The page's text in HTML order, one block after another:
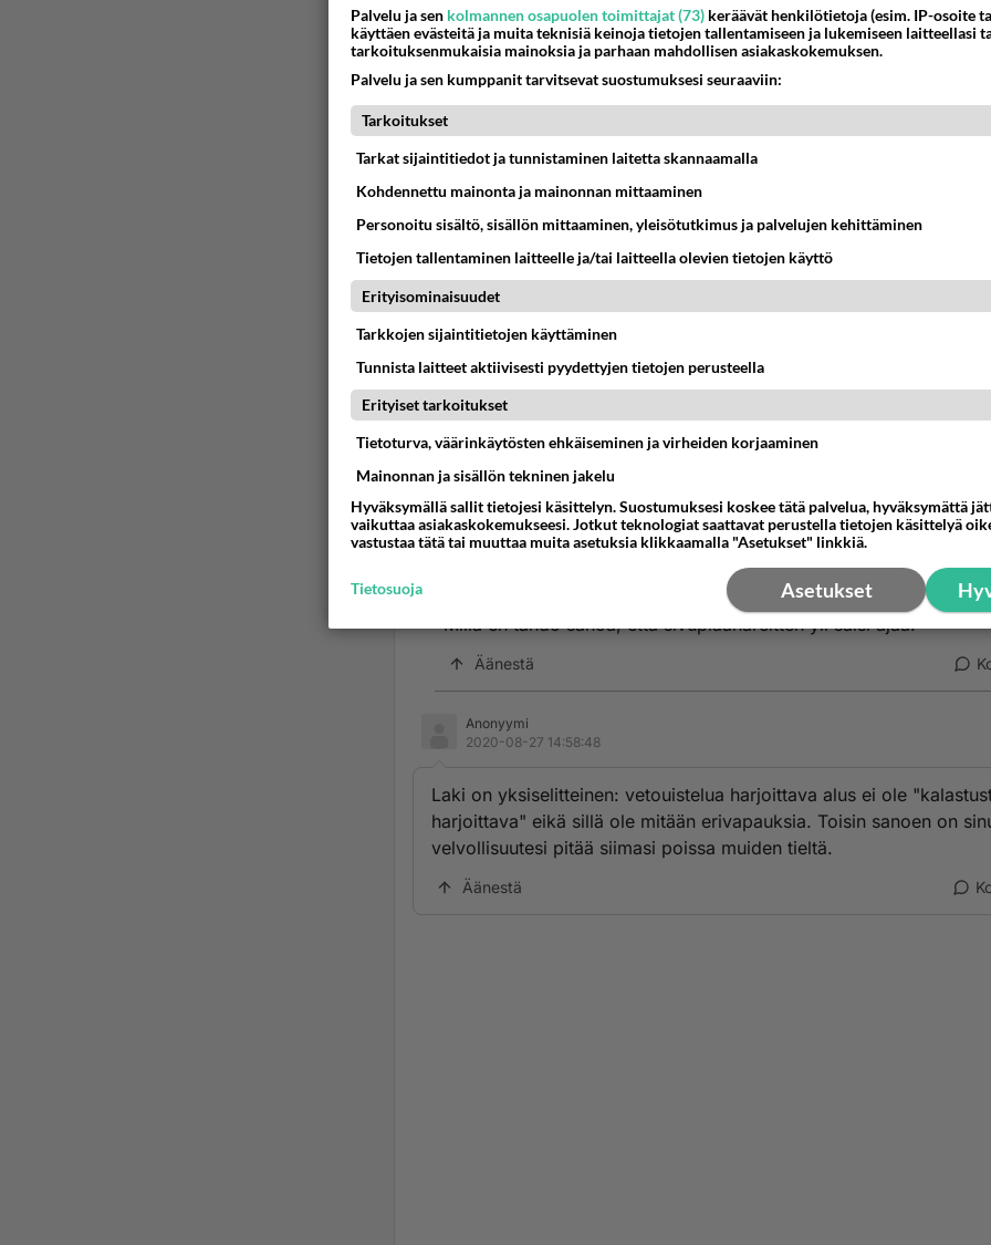
Ja ammattimainen kalastaja maksaa luonnollisesti myynnistään
verot!
Mutta huono provohan tämä oli!
Äänestä
Anonyymi
Eikä kriteeri mene - tietenkään - ammattimaisuudessa, vaan siinä
harjoittako alus meriteiden sääntöjen mielessä kalastusta, joka
aluksen ohjailukykyä.
”The term “vessel engaged in fishing” means any vessel fishing
lines, trawls or other fishing apparatus which restrict
does not include a vessel fishing with trolling lines or other fishing
apparatus which do not restrict manoeuvrability.”
Äänestä
Millä en tahdo sanoa, että sivuplaanareitten yli saisi ajaa.
Äänestä
Anonyymi
2020-08-27 14:58:48
Laki on yksiselitteinen: vetouistelua harjoittava alus ei ole
harjoittava" eikä sillä ole mitään erivapauksia. Toisin sanoen on
velvollisuutesi pitää siimasi poissa muiden tieltä.
Äänestä
Palvelu ja sen kolmannen osapuolen toimittajat (73) keräävät henkilötietoja (esim. IP-osoite
käyttäen evästeitä ja muita teknisiä keinoja tietojen tallentamiseen ja lukemiseen laitteellasi
tarkoituksenmukaisia mainoksia ja parhaan mahdollisen asiakaskokemuksen.
Palvelu ja sen kumppanit tarvitsevat suostumuksesi seuraaviin:
Tarkoitukset
Tarkat sijaintitiedot ja tunnistaminen laitetta skannaamalla
Kohdennettu mainonta ja mainonnan mittaaminen
Personoitu sisältö, sisällön mittaaminen, yleisötutkimus ja palvelujen kehittäminen
Tietojen tallentaminen laitteelle ja/tai laitteella olevien tietojen käyttö
Erityisominaisuudet
Tarkkojen sijaintitietojen käyttäminen
Tunnista laitteet aktiivisesti pyydettyjen tietojen perusteella
Erityiset tarkoitukset
Tietoturva, väärinkäytösten ehkäiseminen ja virheiden korjaaminen
Mainonnan ja sisällön tekninen jakelu
Hyväksymällä sallit tietojesi käsittelyn. Suostumuksesi koskee tätä palvelua, hyväksymättä
vaikuttaa asiakaskokemukseesi. Jotkut teknologiat saattavat perustella tietojen käsittelyä
vastustaa tätä tai muuttaa muita asetuksia klikkaamalla "Asetukset" linkkiä.
Asetukset
Tietosuoja